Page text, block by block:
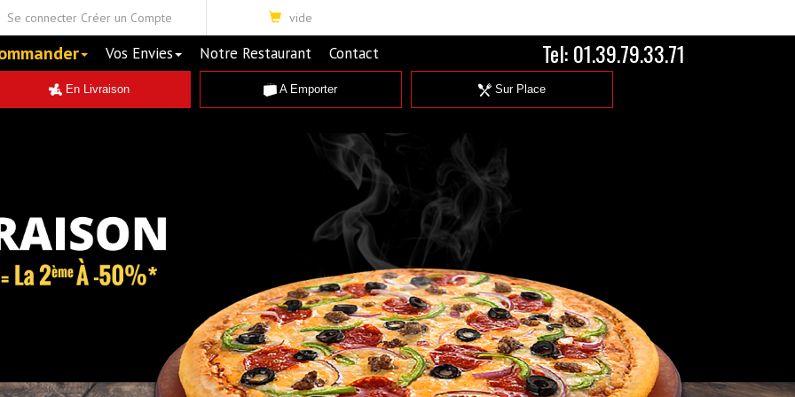
Se connecter Créer un Compte vide
Tel:01.39.79.33.71
Vos Envies Notre Restaurant Contact
En Livraison A Emporter Sur Place